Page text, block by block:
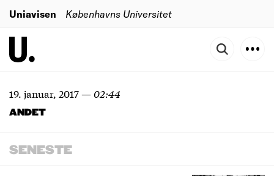
Uniavisen Københavns Universitet
19. januar, 2017—02:44
ANDET
SENESTE